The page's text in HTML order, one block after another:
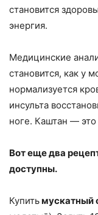
становится
энергия.
Медицинские
становится, как у
нормализуется
инсульта
ноге. Каштан —
Вот еще два
доступны.
Купитьмускатный